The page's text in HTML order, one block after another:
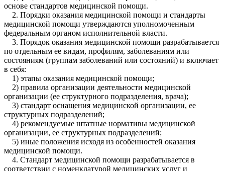
основе стандартов медицинской помощи.
2. Порядки оказания медицинской помощи и стандарты
медицинской помощи утверждаются уполномоченным
федеральным органом исполнительной власти.
3. Порядок оказания медицинской помощи разрабатывается
по отдельным ее видам, профилям, заболеваниям или
состояниям (группам заболеваний или состояний) и включает
в себя:
1) этапы оказания медицинской помощи;
2) правила организации деятельности медицинской
организации (ее структурного подразделения, врача);
3) стандарт оснащения медицинской организации, ее
структурных подразделений;
4) рекомендуемые штатные нормативы медицинской
организации, ее структурных подразделений;
5) иные положения исходя из особенностей оказания
медицинской помощи.
4. Стандарт медицинской помощи разрабатывается в
соответствии с номенклатурой медицинских услуг и